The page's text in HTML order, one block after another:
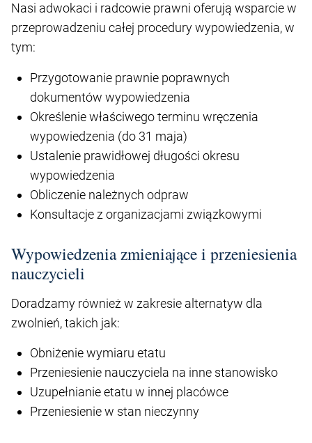
Nasi adwokaci i radcowie prawni oferują wsparcie w
przeprowadzeniu całej procedury wypowiedzenia, w
tym:
Przygotowanie prawnie poprawnych
dokumentów wypowiedzenia
Określenie właściwego terminu wręczenia
wypowiedzenia (do 31 maja)
Ustalenie prawidłowej długości okresu
wypowiedzenia
Obliczenie należnych odpraw
Konsultacje z organizacjami związkowymi
Wypowiedzenia zmieniające i przeniesienia
nauczycieli
Doradzamy również w zakresie alternatyw dla
zwolnień, takich jak:
Obniżenie wymiaru etatu
Przeniesienie nauczyciela na inne stanowisko
Uzupełnianie etatu w innej placówce
Przeniesienie w stan nieczynny